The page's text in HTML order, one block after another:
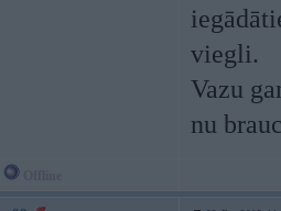
viegli.
Vazu
nu